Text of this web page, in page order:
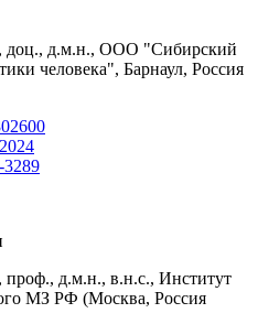
доц., д.м.н., ООО "Сибирский
человека", Барнаул, Россия
3289
проф., д.м.н., в.н.с., Институт
МЗ РФ (Москва, Россия